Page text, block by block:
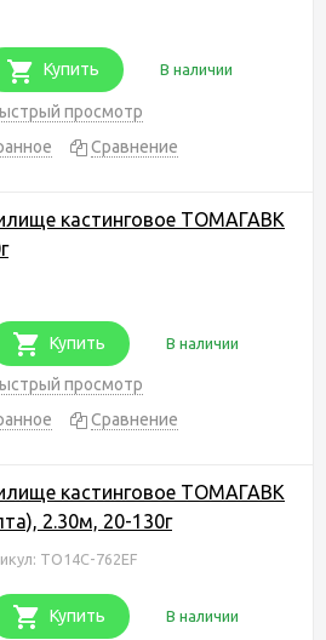
Купить В наличии
просмотр
Сравнение
кастинговое ТОМАГАВК
Купить В наличии
просмотр
Сравнение
кастинговое ТОМАГАВК
2.30м, 20-130г
TO14С-762EF
Купить В наличии